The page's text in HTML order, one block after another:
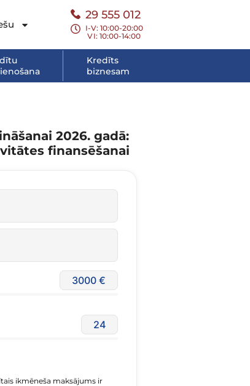
29 555 012
I-V: 10:00-20:00
VI: 10:00-14:00
Kredīts
biznesam
2026. gadā:
finansēšanai
3000
24
ikmēneša maksājums ir